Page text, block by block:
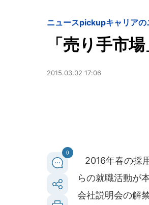
ニュースpickupキャリアの
「売り手市
2015.03.02 17:06
0
2016年春の採
らの就職活動が
会社説明会の解